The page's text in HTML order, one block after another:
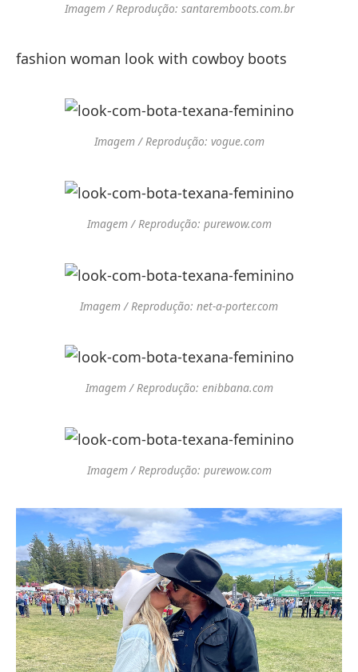
Imagem / Reprodução: santaremboots.com.br
fashion woman look with cowboy boots
Imagem / Reprodução: vogue.com
Imagem / Reprodução: purewow.com
Imagem / Reprodução: net-a-porter.com
Imagem / Reprodução: enibbana.com
Imagem / Reprodução: purewow.com